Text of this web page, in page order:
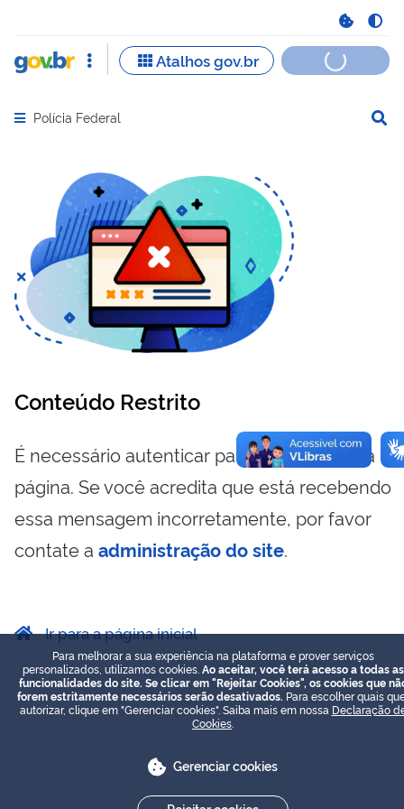
Abrir menu principal de navegação
Polícia Federal
Conteúdo Restrito
É necessário autenticar para visualizar essa
página. Se você acredita que está recebendo
essa mensagem incorretamente, por favor
contate a administração do site.
Ir para a página inicial
Para melhorar a sua experiência na plataforma e prover serviços
personalizados, utilizamos cookies. Ao aceitar, você terá acesso a todas as
funcionalidades do site. Se clicar em "Rejeitar Cookies", os cookies que
forem estritamente necessários serão desativados. Para escolher quais
autorizar, clique em "Gerenciar cookies". Saiba mais em nossa Declaração
Cookies
Gerenciar cookies